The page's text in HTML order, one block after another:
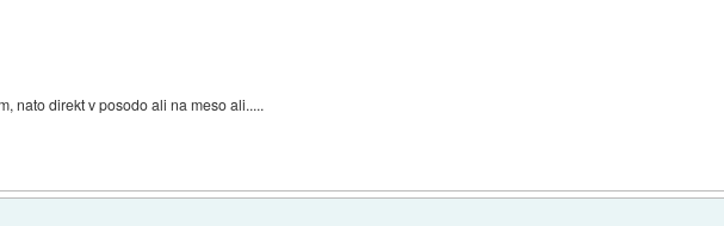
nato direkt v posodo ali na meso ali.....